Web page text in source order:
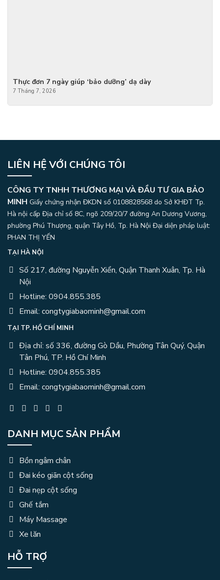
Thực đơn 7 ngày giúp ‘bảo dưỡng’ dạ dày
7 Tháng 7, 2026
LIÊN HỆ VỚI CHÚNG TÔI
CÔNG TY TNHH THƯƠNG MẠI VÀ ĐẦU TƯ GIA BẢO
MINH Giấy chứng nhận ĐKDN số 0108828568 do Sở KHĐT Tp.
Hà nội cấp Địa chỉ số 8C, ngõ 209/20/7 đường An Dương Vương,
phường Phú Thượng, quận Tây Hồ, Tp. Hà Nội Đại diện pháp luật:
PHAN THỊ YẾN
TẠI HÀ NỘI
Số 217, đường Nguyễn Xiển, Quận Thanh Xuân, Tp. Hà
Nội
Hotline: 0904.855.385
Email: congtygiabaominh@gmail.com
TẠI TP. HỒ CHÍ MINH
Địa chỉ: số 336, đường Gò Dầu, Phường Tân Quý, Quận
Tân Phú, TP. Hồ Chí Minh
Hotline: 0904.855.385
Email: congtygiabaominh@gmail.com
DANH MỤC SẢN PHẨM
Bồn ngâm chân
Đai kéo giãn cột sống
Đai nẹp cột sống
Ghế tắm
Máy Massage
Xe lăn
HỖ TRỢ